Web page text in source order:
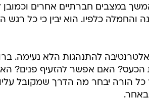
במצבים חברתיים אחרים וכמובן
והחמלה כלפיו. הוא יבין כי כל רגש
להתנהגות הלא נעימה.
הכעס? האם אפשר להזעיף פנים?
כל הורה יבחר מה הדרך שמקובל
באחר.